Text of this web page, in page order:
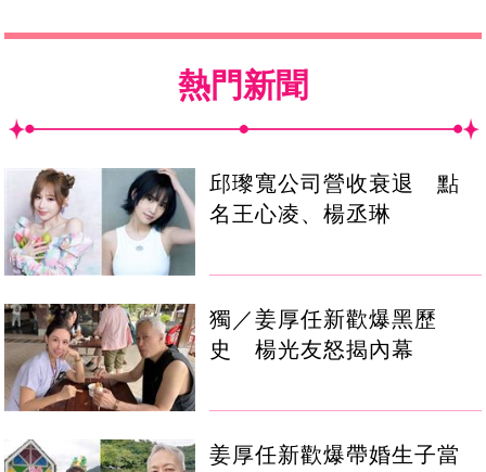
熱門新聞
邱瓈寬公司營收衰退 點
名王心凌、楊丞琳
獨／姜厚任新歡爆黑歷
史 楊光友怒揭內幕
姜厚任新歡爆帶婚生子當